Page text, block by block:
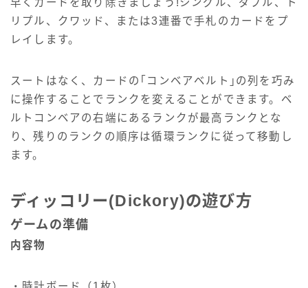
早くカードを取り除きましょう!シングル、ダブル、ト
リプル、クワッド、または3連番で手札のカードをプ
レイします。
スートはなく、カードの｢コンベアベルト｣の列を巧み
に操作することでランクを変えることができます。ベ
ルトコンベアの右端にあるランクが最高ランクとな
り、残りのランクの順序は循環ランクに従って移動し
ます。
ディッコリー(Dickory)の遊び方
ゲームの準備
内容物